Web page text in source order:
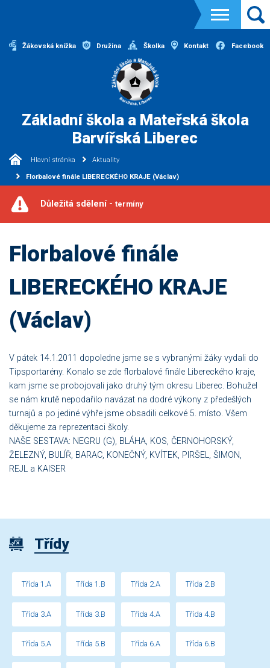
Žákovská knížka Družina Školka Kontakt Facebook
Základní škola a Mateřská škola
Barvířská Liberec
Hlavní stránka Aktuality
Florbalové finále LIBERECKÉHO KRAJE (Václav)
Důležitá sdělení - termíny
Florbalové finále
LIBERECKÉHO KRAJE
(Václav)
V pátek 14.1.2011 dopoledne jsme se s vybranými žáky vydali do
Tipsportarény. Konalo se zde florbalové finále Libereckého kraje,
kam jsme se probojovali jako druhý tým okresu Liberec. Bohužel
se nám krutě nepodařilo navázat na dodré výkony z předešlých
turnajů a po jediné výhře jsme obsadili celkové 5. místo. Všem
děkujeme za reprezentaci školy.
NAŠE SESTAVA: NEGRU (G), BLÁHA, KOS, ČERNOHORSKÝ,
ŽELEZNÝ, BULÍŘ, BARAC, KONEČNÝ, KVÍTEK, PIRŠEL, ŠIMON,
REJL a KAISER
Třídy
Třída 1.A Třída 1.B Třída 2.A Třída 2.B
Třída 3.A Třída 3.B Třída 4.A Třída 4.B
Třída 5.A Třída 5.B Třída 6.A Třída 6.B